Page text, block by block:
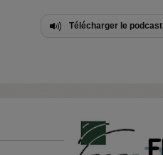
Télécharger le podcast